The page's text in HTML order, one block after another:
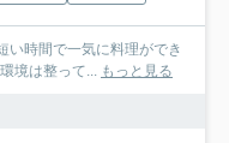
い時間で一気に料理ができ
境は整って... もっと見る